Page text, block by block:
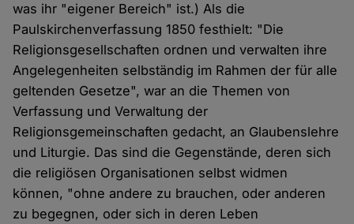
was ihr "eigener Bereich" ist.) Als die
Paulskirchenverfassung 1850 festhielt: "Die
Religionsgesellschaften ordnen und verwalten ihre
Angelegenheiten selbständig im Rahmen der für alle
geltenden Gesetze", war an die Themen von
Verfassung und Verwaltung der
Religionsgemeinschaften gedacht, an Glaubenslehre
und Liturgie. Das sind die Gegenstände, deren sich
die religiösen Organisationen selbst widmen
können, "ohne andere zu brauchen, oder anderen
zu begegnen, oder sich in deren Leben